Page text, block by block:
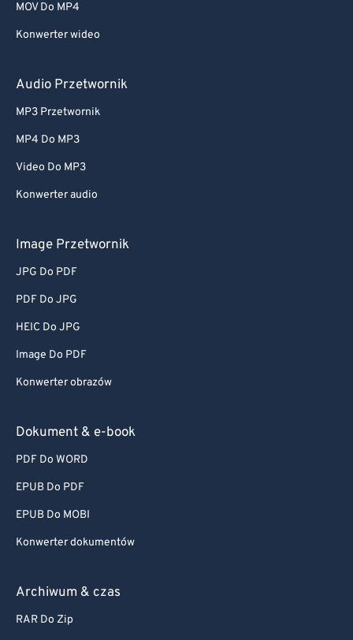
MOV Do MP4
Konwerter wideo
Audio Przetwornik
MP3 Przetwornik
MP4 Do MP3
Video Do MP3
Konwerter audio
Image Przetwornik
JPG Do PDF
PDF Do JPG
HEIC Do JPG
Image Do PDF
Konwerter obrazów
Dokument & e-book
PDF Do WORD
EPUB Do PDF
EPUB Do MOBI
Konwerter dokumentów
Archiwum & czas
RAR Do Zip